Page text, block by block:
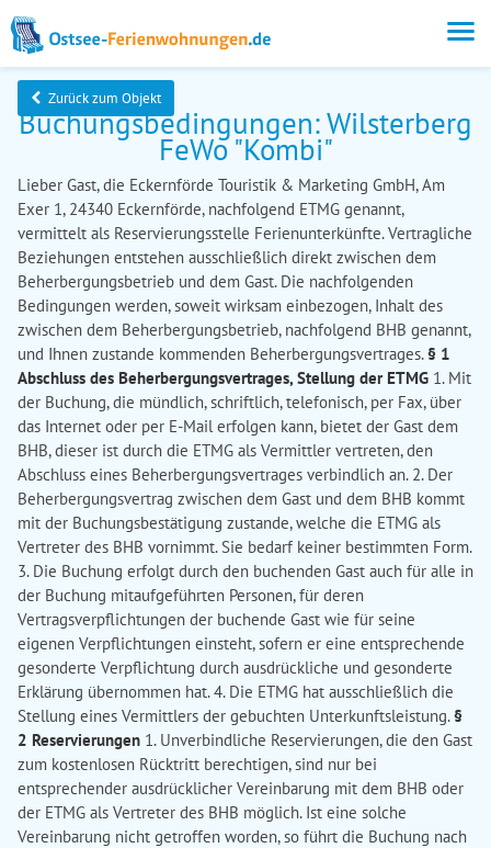
Zurück zum Objekt
Buchungsbedingungen: Wilsterberg
FeWo "Kombi"
Lieber Gast, die Eckernförde Touristik & Marketing GmbH, Am
Exer 1, 24340 Eckernförde, nachfolgend ETMG genannt,
vermittelt als Reservierungsstelle Ferienunterkünfte. Vertragliche
Beziehungen entstehen ausschließlich direkt zwischen dem
Beherbergungsbetrieb und dem Gast. Die nachfolgenden
Bedingungen werden, soweit wirksam einbezogen, Inhalt des
zwischen dem Beherbergungsbetrieb, nachfolgend BHB genannt,
und Ihnen zustande kommenden Beherbergungsvertrages.§ 1
Abschluss des Beherbergungsvertrages, Stellung der ETMG 1. Mit
der Buchung, die mündlich, schriftlich, telefonisch, per Fax, über
das Internet oder per E-Mail erfolgen kann, bietet der Gast dem
BHB, dieser ist durch die ETMG als Vermittler vertreten, den
Abschluss eines Beherbergungsvertrages verbindlich an. 2. Der
Beherbergungsvertrag zwischen dem Gast und dem BHB kommt
mit der Buchungsbestätigung zustande, welche die ETMG als
Vertreter des BHB vornimmt. Sie bedarf keiner bestimmten Form.
3. Die Buchung erfolgt durch den buchenden Gast auch für alle in
der Buchung mitaufgeführten Personen, für deren
Vertragsverpflichtungen der buchende Gast wie für seine
eigenen Verpflichtungen einsteht, sofern er eine entsprechende
gesonderte Verpflichtung durch ausdrückliche und gesonderte
Erklärung übernommen hat. 4. Die ETMG hat ausschließlich die
Stellung eines Vermittlers der gebuchten Unterkunftsleistung.§
2 Reservierungen 1. Unverbindliche Reservierungen, die den Gast
zum kostenlosen Rücktritt berechtigen, sind nur bei
entsprechender ausdrücklicher Vereinbarung mit dem BHB oder
der ETMG als Vertreter des BHB möglich. Ist eine solche
Vereinbarung nicht getroffen worden, so führt die Buchung nach